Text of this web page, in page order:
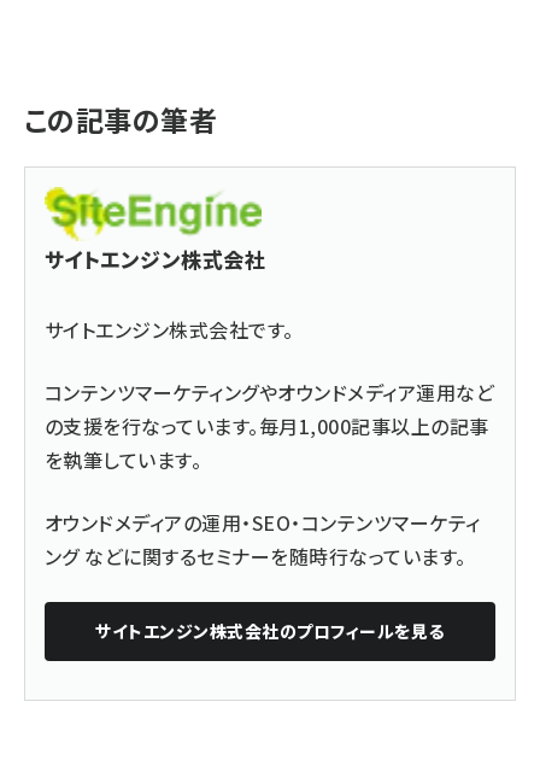
この記事の筆者
サイトエンジン株式会社
サイトエンジン株式会社です。
コンテンツマーケティングやオウンドメディア運用など
の支援を行なっています。毎月1,000記事以上の記事
を執筆しています。
オウンドメディアの運用・SEO・コンテンツマーケティ
ング などに関するセミナーを随時行なっています。
サイトエンジン株式会社のプロフィールを見る